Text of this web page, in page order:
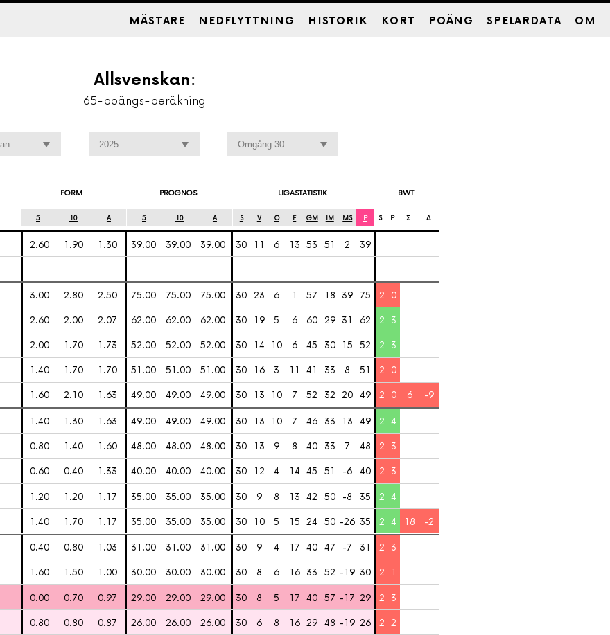
MÄSTARE NEDFLYTTNING HISTORIK KORT POÄNG SPELARDATA OM
Allsvenskan:
65-poängs-beräkning
FORM PROGNOS LIGASTATISTIK BWT
5 10 A 5 10 A S V O F GM IM MS P S P Σ Δ
2.60 1.90 1.30 39.00 39.00 39.00 30 11 6 13 53 51 2 39
3.00 2.80 2.50 75.00 75.00 75.00 30 23 6 1 57 18 39 75 2 0
2.60 2.00 2.07 62.00 62.00 62.00 30 19 5 6 60 29 31 62 2 3
2.00 1.70 1.73 52.00 52.00 52.00 30 14 10 6 45 30 15 52 2 3
1.40 1.70 1.70 51.00 51.00 51.00 30 16 3 11 41 33 8 51 2 0
1.60 2.10 1.63 49.00 49.00 49.00 30 13 10 7 52 32 20 49 2 0 6 -9
1.40 1.30 1.63 49.00 49.00 49.00 30 13 10 7 46 33 13 49 2 4
0.80 1.40 1.60 48.00 48.00 48.00 30 13 9 8 40 33 7 48 2 3
0.60 0.40 1.33 40.00 40.00 40.00 30 12 4 14 45 51 -6 40 2 3
1.20 1.20 1.17 35.00 35.00 35.00 30 9 8 13 42 50 -8 35 2 4
1.40 1.70 1.17 35.00 35.00 35.00 30 10 5 15 24 50 -26 35 2 4 18 -2
0.40 0.80 1.03 31.00 31.00 31.00 30 9 4 17 40 47 -7 31 2 3
1.60 1.50 1.00 30.00 30.00 30.00 30 8 6 16 33 52 -19 30 2 1
0.00 0.70 0.97 29.00 29.00 29.00 30 8 5 17 40 57 -17 29 2 3
0.80 0.80 0.87 26.00 26.00 26.00 30 6 8 16 29 48 -19 26 2 2